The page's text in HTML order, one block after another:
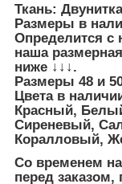
Ткань: Двунитка
Размеры в
Определится
наша
ниже ↓↓↓.
Размеры 48 и
Цвета в
Красный,
Сиреневый,
Коралловый,
Со временем
перед заказом,